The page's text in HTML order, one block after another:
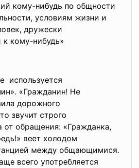
кому-нибудь по общности
условиям жизни и
дружески
кому-нибудь»
используется
«Гражданин! Не
дорожного
звучит строго
от обращения: «Гражданка,
веет холодом
между общающимися.
всего употребляется